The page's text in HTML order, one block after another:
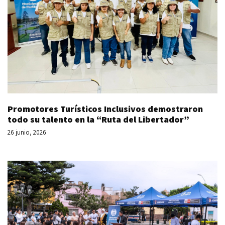
Promotores Turísticos Inclusivos demostraron
todo su talento en la “Ruta del Libertador”
26 junio, 2026